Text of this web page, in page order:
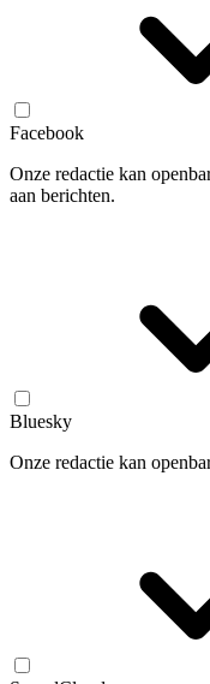
Facebook
Onze redactie kan
aan berichten.
Bluesky
Onze redactie kan